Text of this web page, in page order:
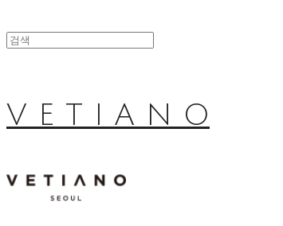
V E T I A N O